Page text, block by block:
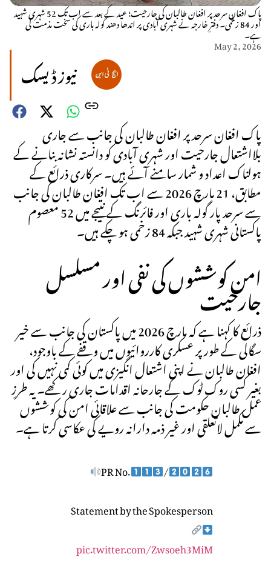
پاک افغان سرحد پر افغان طالبان کی جارحیت؛ عید کے بعد سے اب تک 52 شہری شہید
اور 84 زخمی۔ دفترِ خارجہ نے شہری آبادی پر اندھا دھند گولہ باری کی سخت مذمت کی
ہے۔
May 2, 2026
نیوز ڈیسک
پاک افغان سرحد پر افغان طالبان کی جانب سے جاری
بلااشتعال جارحیت اور شہری آبادی کو دانستہ نشانہ بنانے کے
ہولناک اعداد و شمار سامنے آئے ہیں۔ سرکاری ذرائع کے
مطابق، 21 مارچ 2026 سے اب تک افغان طالبان کی جانب
سے سرحد پار گولہ باری اور فائرنگ کے نتیجے میں 52 معصوم
پاکستانی شہری شہید جبکہ 84 زخمی ہو چکے ہیں۔
امن کوششوں کی نفی اور مسلسل
جارحیت
ذرائع کا کہنا ہے کہ مارچ 2026 میں پاکستان کی جانب سے خیر
سگالی کے طور پر عسکری کارروائیوں میں وقفے کے باوجود،
افغان طالبان نے اپنی اشتعال انگیزی میں کوئی کمی نہیں کی اور
بغیر کسی روک ٹوک کے جارحانہ اقدامات جاری رکھے۔ یہ طرزِ
عمل طالبان حکومت کی جانب سے علاقائی امن کی کوششوں
سے مکمل لاتعلقی اور غیر ذمہ دارانہ رویے کی عکاسی کرتا ہے۔
PR No.
/
Statement by the Spokesperson
pic.twitter.com/Zwsoeh3MiM